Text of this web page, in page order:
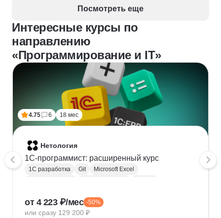
Посмотреть еще
Интересные курсы по
направлению
«Программирование и IT»
4.75 6 18 мес
Нетология
1C-программист: расширенный курс
1С разработка Git
Microsoft Excel
Конфигурирование 1С
от 4 223 ₽/мес -50%
или сразу 129 200 ₽